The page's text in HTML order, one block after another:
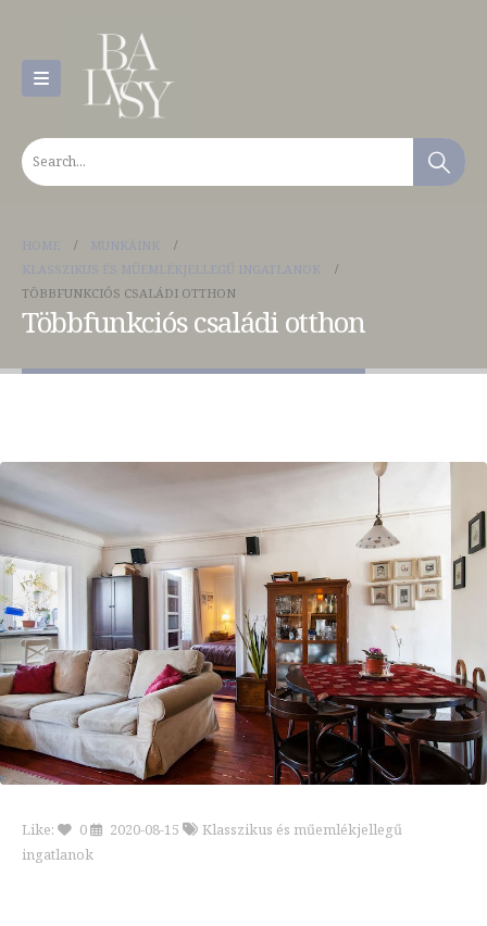
HOME
MUNKÁINK
KLASSZIKUS ÉS MŰEMLÉKJELLEGŰ INGATLANOK
TÖBBFUNKCIÓS CSALÁDI OTTHON
Többfunkciós családi otthon
Like: 0 2020-08-15
Klasszikus és műemlékjellegű
ingatlanok